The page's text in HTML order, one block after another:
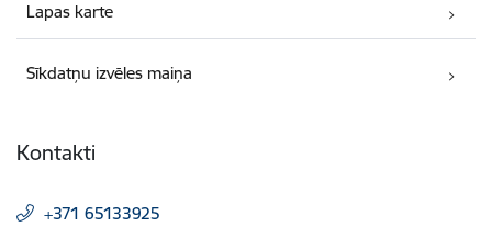
Lapas karte
Sīkdatņu izvēles maiņa
Kontakti
+371 65133925